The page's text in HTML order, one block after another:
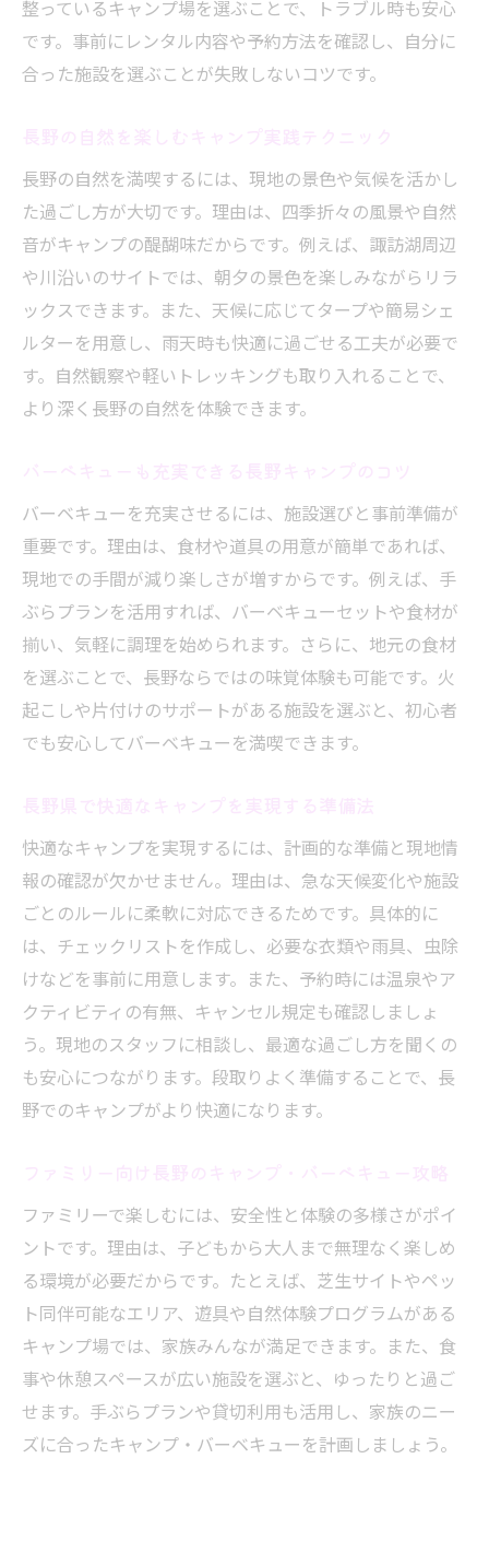
整っているキャンプ場を選ぶことで、トラブル時も安心
です。事前にレンタル内容や予約方法を確認し、自分に
合った施設を選ぶことが失敗しないコツです。
長野の自然を満喫するには、現地の景色や気候を活かし
た過ごし方が大切です。理由は、四季折々の風景や自然
音がキャンプの醍醐味だからです。例えば、諏訪湖周辺
や川沿いのサイトでは、朝夕の景色を楽しみながらリラ
ックスできます。また、天候に応じてタープや簡易シェ
ルターを用意し、雨天時も快適に過ごせる工夫が必要で
す。自然観察や軽いトレッキングも取り入れることで、
より深く長野の自然を体験できます。
バーベキューを充実させるには、施設選びと事前準備が
重要です。理由は、食材や道具の用意が簡単であれば、
現地での手間が減り楽しさが増すからです。例えば、手
ぶらプランを活用すれば、バーベキューセットや食材が
揃い、気軽に調理を始められます。さらに、地元の食材
を選ぶことで、長野ならではの味覚体験も可能です。火
起こしや片付けのサポートがある施設を選ぶと、初心者
でも安心してバーベキューを満喫できます。
快適なキャンプを実現するには、計画的な準備と現地情
報の確認が欠かせません。理由は、急な天候変化や施設
ごとのルールに柔軟に対応できるためです。具体的に
は、チェックリストを作成し、必要な衣類や雨具、虫除
けなどを事前に用意します。また、予約時には温泉やア
クティビティの有無、キャンセル規定も確認しましょ
う。現地のスタッフに相談し、最適な過ごし方を聞くの
も安心につながります。段取りよく準備することで、長
野でのキャンプがより快適になります。
ファミリーで楽しむには、安全性と体験の多様さがポイ
ントです。理由は、子どもから大人まで無理なく楽しめ
る環境が必要だからです。たとえば、芝生サイトやペッ
ト同伴可能なエリア、遊具や自然体験プログラムがある
キャンプ場では、家族みんなが満足できます。また、食
事や休憩スペースが広い施設を選ぶと、ゆったりと過ご
せます。手ぶらプランや貸切利用も活用し、家族のニー
ズに合ったキャンプ・バーベキューを計画しましょう。